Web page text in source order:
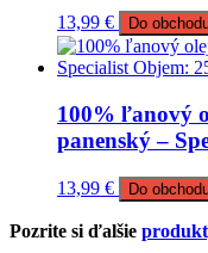
13,99 € Do
100% ľanový
panenský –
13,99 € Do
Pozrite si ďalšie